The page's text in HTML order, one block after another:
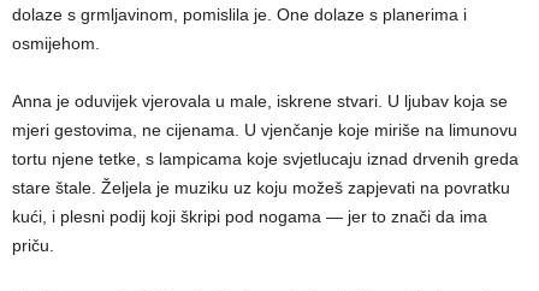
dolaze s grmljavinom, pomislila je. One dolaze s planerima i
osmijehom.
Anna je oduvijek vjerovala u male, iskrene stvari. U ljubav koja se
mjeri gestovima, ne cijenama. U vjenčanje koje miriše na limunovu
tortu njene tetke, s lampicama koje svjetlucaju iznad drvenih greda
stare štale. Željela je muziku uz koju možeš zapjevati na povratku
kući, i plesni podij koji škripi pod nogama — jer to znači da ima
priču.